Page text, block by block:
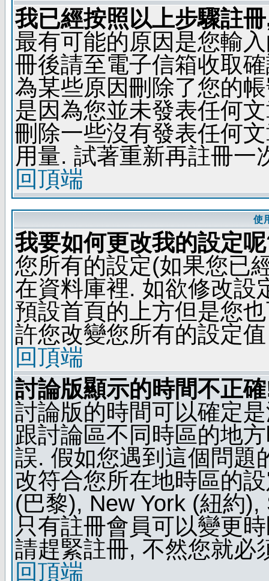
我已經按照以上步驟註
最有可能的原因是您輸
冊後請至電子信箱收取
為某些原因刪除了您的
是因為您並未發表任何
刪除一些沒有發表任何
用量. 試著重新再註冊一
回頂端
使
我要如何更改我的設定
您所有的設定(如果您已
在資料庫裡. 如欲修改設
預設首頁的上方但是您
許您改變您所有的設定值
回頂端
討論版顯示的時間不正
討論版的時間可以確定
跟討論區不同時區的地
誤. 假如您遇到這個問題
改符合您所在地時區的
(巴黎), New York (紐約
只有註冊會員可以變更
請趕緊註冊, 不然您就必
回頂端